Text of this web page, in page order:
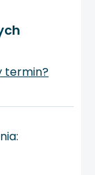
termin?